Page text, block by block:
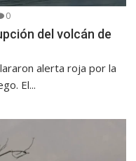
0
del volcán de
alerta roja por la
El...